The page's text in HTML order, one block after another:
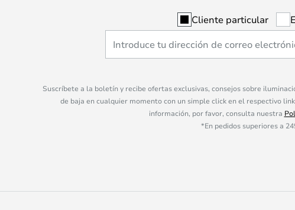
Cliente particular
Suscríbete a la boletín y recibe ofertas exclusivas, consejos sobre
de baja en cualquier momento con un simple click en el respectivo
información, por favor, consulta nuestra
*En pedidos superiores a